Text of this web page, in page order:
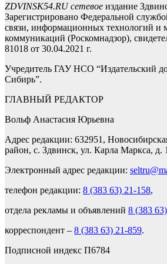
ZDVINSK54.RU сетевое издание
Зарегистрировано Федеральной
связи, информационных технологий и
коммуникаций (Роскомнадзор),
81018 от 30.04.2021 г.
Учредитель ГАУ НСО “Издательский
Сибирь”.
ГЛАВНЫЙ РЕДАКТОР
Вольф Анастасия Юрьевна
Адрес редакции: 632951,
район, с. Здвинск, ул. Карла Маркса, д. 1
Электронный адрес редакции:
телефон редакции: 8 (383 63) 21-158,
отдела рекламы и объявлений 8 (383
корреспондент – 8 (383 63) 21-859.
Подписной индекс П6784